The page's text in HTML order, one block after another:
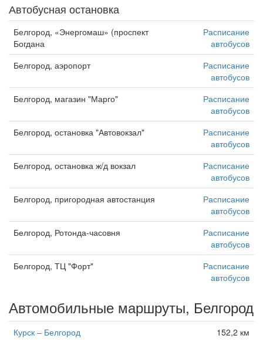
Автобусная остановка
Белгород, «Энергомаш» (проспект
Богдана
Расписание
автобусов
Белгород, аэропорт
Расписание
автобусов
Белгород, магазин "Марго"
Расписание
автобусов
Белгород, остановка "Автовокзал"
Расписание
автобусов
Белгород, остановка ж/д вокзал
Расписание
автобусов
Белгород, пригородная автостанция
Расписание
автобусов
Белгород, Ротонда-часовня
Расписание
автобусов
Белгород, ТЦ "Форт"
Расписание
автобусов
Автомобильные маршруты, Белгород
Курск – Белгород 152,2 км